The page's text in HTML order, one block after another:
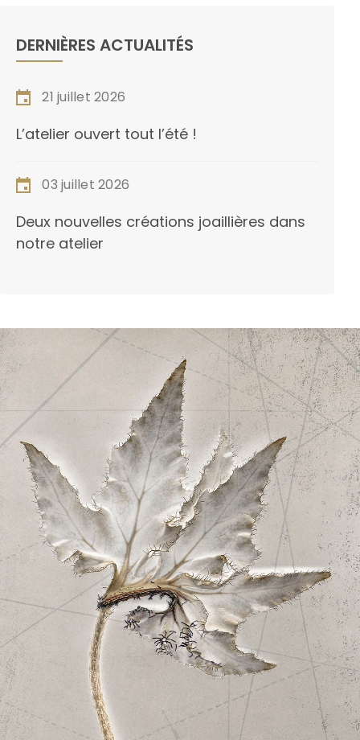
DERNIÈRES ACTUALITÉS
21 juillet 2026
L’atelier ouvert tout l’été !
03 juillet 2026
Deux nouvelles créations joaillières dans
notre atelier